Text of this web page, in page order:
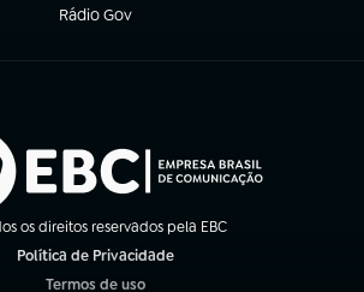
Rádio Gov
(abre em nova aba)
os direitos reservados pela EBC
Política de Privacidade
Termos de uso